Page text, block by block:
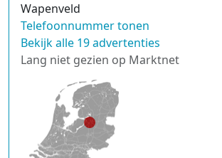
Wapenveld
Telefoonnummer tonen
Bekijk alle 19 advertenties
Lang niet gezien op Marktnet